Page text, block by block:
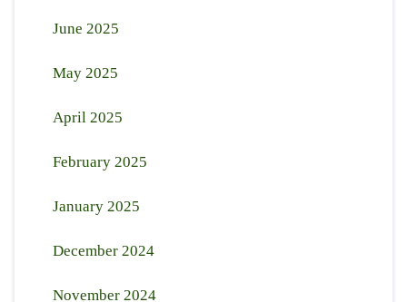
June 2025
May 2025
April 2025
February 2025
January 2025
December 2024
November 2024